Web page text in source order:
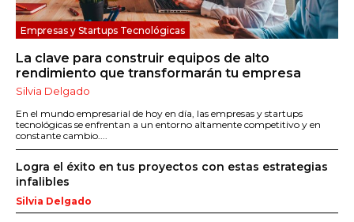
Empresas y Startups Tecnológicas
La clave para construir equipos de alto
rendimiento que transformarán tu empresa
Silvia Delgado
En el mundo empresarial de hoy en día, las empresas y startups
tecnológicas se enfrentan a un entorno altamente competitivo y en
constante cambio....
Logra el éxito en tus proyectos con estas estrategias
infalibles
Silvia Delgado